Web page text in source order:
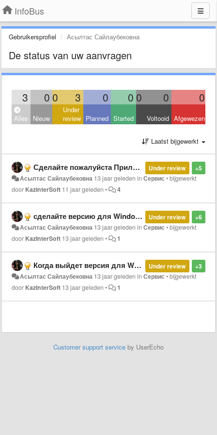
InfoBus
Gebruikersprofiel Асылтас Сайлаубековна
De status van uw aanvragen
3 0 0 3 0 0 0 0 0
Alles Nieuw
Under
review Planned Started Voltooid Afgewezen
Laatst bijgewerkt
+5
Under review
Сделайте пожалуйста Приложение для Windows Phone
Асылтас Сайлаубековна 13 jaar geleden inСервис •bijgewerkt
door KazInterSoft 11 jaar geleden • 4
+6
Under review
сделайте версию для Windows Phone. это возможно?
Асылтас Сайлаубековна 13 jaar geleden inСервис •bijgewerkt
door KazInterSoft 13 jaar geleden • 1
+3
Under review
Когда выйдет версия для Windows Phone
Асылтас Сайлаубековна 13 jaar geleden inСервис •bijgewerkt
door KazInterSoft 13 jaar geleden • 1
Customer support service by UserEcho